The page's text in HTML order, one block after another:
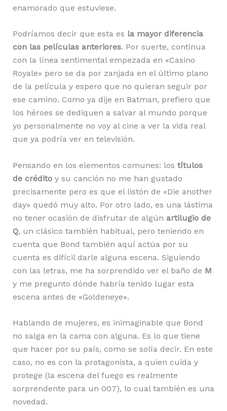
enamorado que estuviese.
Podríamos decir que esta es la mayor diferencia
con las películas anteriores. Por suerte, continua
con la línea sentimental empezada en «Casino
Royale» pero se da por zanjada en el último plano
de la película y espero que no quieran seguir por
ese camino. Como ya dije en Batman, prefiero que
los héroes se dediquen a salvar al mundo porque
yo personalmente no voy al cine a ver la vida real
que ya podría ver en televisión.
Pensando en los elementos comunes: los títulos
de créditoy su canción no me han gustado
precisamente pero es que el listón de «Die another
day» quedó muy alto. Por otro lado, es una lástima
no tener ocasión de disfrutar de algún artilugio de
Q, un clásico también habitual, pero teniendo en
cuenta que Bond también aquí actúa por su
cuenta es difícil darle alguna escena. Siguiendo
con las letras, me ha sorprendido ver el baño de M
y me pregunto dónde habría tenido lugar esta
escena antes de «Goldeneye».
Hablando de mujeres, es inimaginable que Bond
no salga en la cama con alguna. Es lo que tiene
que hacer por su país, como se solía decir. En este
caso, no es con la protagonista, a quien cuida y
protege (la escena del fuego es realmente
sorprendente para un 007), lo cual también es una
novedad.